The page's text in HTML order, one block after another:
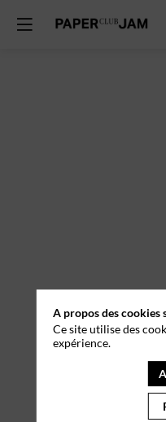
Il manque du contenu
A propos des cookies
Ce site utilise des
expérience.